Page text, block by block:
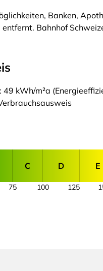
Banken,
Bahnhof
kWh/m²a
C D E
75 100 125